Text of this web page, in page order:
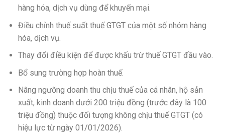
hàng hóa, dịch vụ dùng để khuyến mại.
Điều chỉnh thuế suất thuế GTGT của một số nhóm hàng
hóa, dịch vụ.
Thay đổi điều kiện để được khấu trừ thuế GTGT đầu vào.
Bổ sung trường hợp hoàn thuế.
Nâng ngưỡng doanh thu chịu thuế của cá nhân, hộ sản
xuất, kinh doanh dưới 200 triệu đồng (trước đây là 100
triệu đồng) thuộc đối tượng không chịu thuế GTGT (có
hiệu lực từ ngày 01/01/2026).